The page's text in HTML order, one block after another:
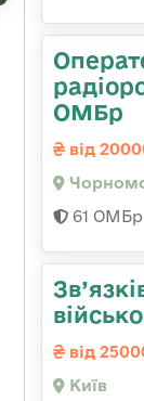
ОМБр
від
61 ОМБр
від
Київ